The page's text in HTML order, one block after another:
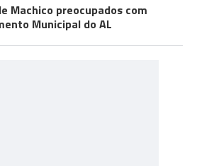
Machico preocupados com
Municipal do AL